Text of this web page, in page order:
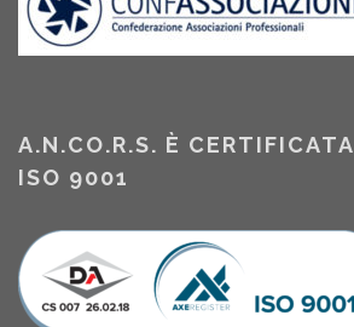
A.N.CO.R.S. È CERTIFICATA
ISO 9001